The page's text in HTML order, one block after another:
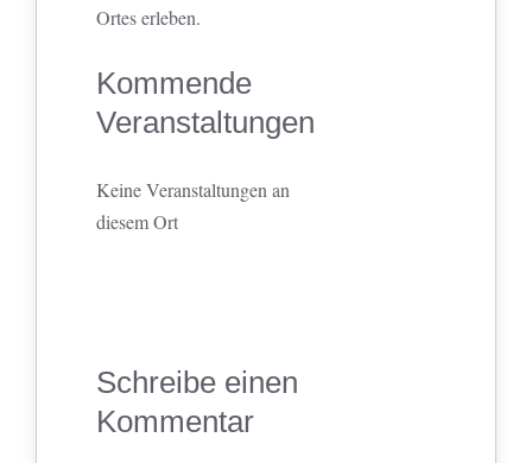
Ortes erleben.
Kommende
Veranstaltungen
Keine Veranstaltungen an
diesem Ort
Schreibe einen
Kommentar